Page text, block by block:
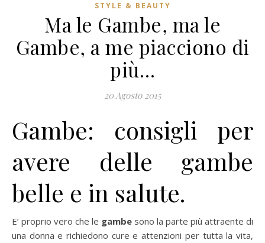
STYLE & BEAUTY
Ma le Gambe, ma le
Gambe, a me piacciono di
più…
20 Agosto 2015
Gambe: consigli per
avere delle gambe
belle e in salute.
E’ proprio vero che le gambe sono la parte più attraente di
una donna e richiedono cure e attenzioni per tutta la vita,